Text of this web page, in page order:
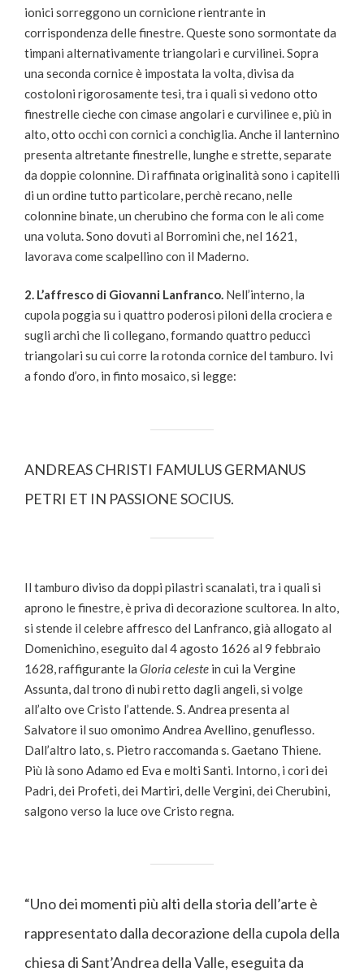
ionici sorreggono un cornicione rientrante in
corrispondenza delle finestre. Queste sono sormontate da
timpani alternativamente triangolari e curvilinei. Sopra
una seconda cornice è impostata la volta, divisa da
costoloni rigorosamente tesi, tra i quali si vedono otto
finestrelle cieche con cimase angolari e curvilinee e, più in
alto, otto occhi con cornici a conchiglia. Anche il lanternino
presenta altretante finestrelle, lunghe e strette, separate
da doppie colonnine. Di raffinata originalità sono i capitelli
di un ordine tutto particolare, perchè recano, nelle
colonnine binate, un cherubino che forma con le ali come
una voluta. Sono dovuti al Borromini che, nel 1621,
lavorava come scalpellino con il Maderno.
2. L’affresco di Giovanni Lanfranco. Nell’interno, la
cupola poggia su i quattro poderosi piloni della crociera e
sugli archi che li collegano, formando quattro peducci
triangolari su cui corre la rotonda cornice del tamburo. Ivi
a fondo d’oro, in finto mosaico, si legge:
ANDREAS CHRISTI FAMULUS GERMANUS
PETRI ET IN PASSIONE SOCIUS.
Il tamburo diviso da doppi pilastri scanalati, tra i quali si
aprono le finestre, è priva di decorazione scultorea. In alto,
si stende il celebre affresco del Lanfranco, già allogato al
Domenichino, eseguito dal 4 agosto 1626 al 9 febbraio
1628, raffigurante la Gloria celeste in cui la Vergine
Assunta, dal trono di nubi retto dagli angeli, si volge
all’alto ove Cristo l’attende. S. Andrea presenta al
Salvatore il suo omonimo Andrea Avellino, genuflesso.
Dall’altro lato, s. Pietro raccomanda s. Gaetano Thiene.
Più là sono Adamo ed Eva e molti Santi. Intorno, i cori dei
Padri, dei Profeti, dei Martiri, delle Vergini, dei Cherubini,
salgono verso la luce ove Cristo regna.
“Uno dei momenti più alti della storia dell’arte è
rappresentato dalla decorazione della cupola della
chiesa di Sant’Andrea della Valle, eseguita da